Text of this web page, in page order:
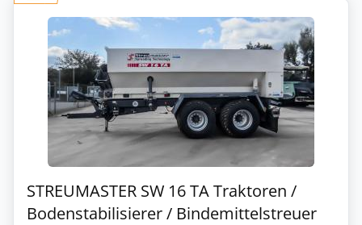
STREUMASTER SW 16 TA Traktoren /
Bodenstabilisierer / Bindemittelstreuer